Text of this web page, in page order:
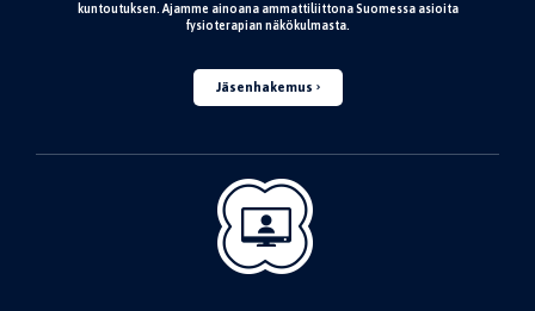
kuntoutuksen. Ajamme ainoana ammattiliittona Suomessa asioita
fysioterapian näkökulmasta.
Jäsenhakemus